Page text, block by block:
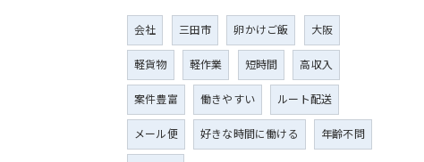
会社 三田市 卵かけご飯 大阪
軽貨物 軽作業 短時間 高収入
案件豊富 働きやすい ルート配送
メール便 好きな時間に働ける 年齢不問